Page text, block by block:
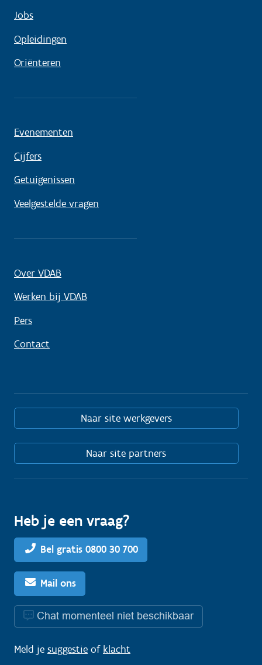
Jobs
Opleidingen
Oriënteren
Evenementen
Cijfers
Getuigenissen
Veelgestelde vragen
Over VDAB
Werken bij VDAB
Pers
Contact
Naar site werkgevers
Naar site partners
Heb je een vraag?
Bel gratis 0800 30 700
Mail ons
Chat momenteel niet beschikbaar
Meld je suggestie of klacht